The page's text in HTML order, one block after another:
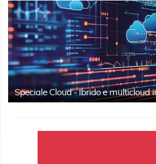
Speciale Cloud - Ibrido e multicloud